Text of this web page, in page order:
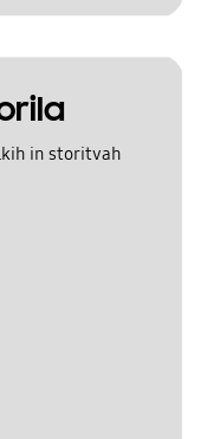
in storitvah